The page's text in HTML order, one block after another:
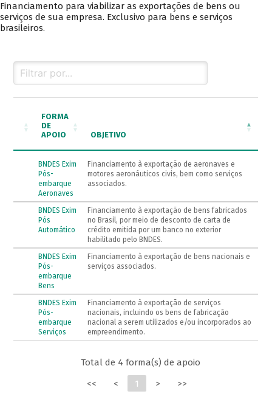
Financiamento para viabilizar as exportações de bens ou
serviços de sua empresa. Exclusivo para bens e serviços
brasileiros.
FORMA
DE
APOIO
OBJETIVO
BNDES Exim
Pós-
embarque
Aeronaves
Financiamento à exportação de aeronaves e
motores aeronáuticos civis, bem como serviços
associados.
BNDES Exim
Pós
Automático
Financiamento à exportação de bens fabricados
no Brasil, por meio de desconto de carta de
crédito emitida por um banco no exterior
habilitado pelo BNDES.
BNDES Exim
Pós-
embarque
Bens
Financiamento à exportação de bens nacionais e
serviços associados.
BNDES Exim
Pós-
embarque
Serviços
Financiamento à exportação de serviços
nacionais, incluindo os bens de fabricação
nacional a serem utilizados e/ou incorporados ao
empreendimento.
Total de 4 forma(s) de apoio
<<
< 1 > >>